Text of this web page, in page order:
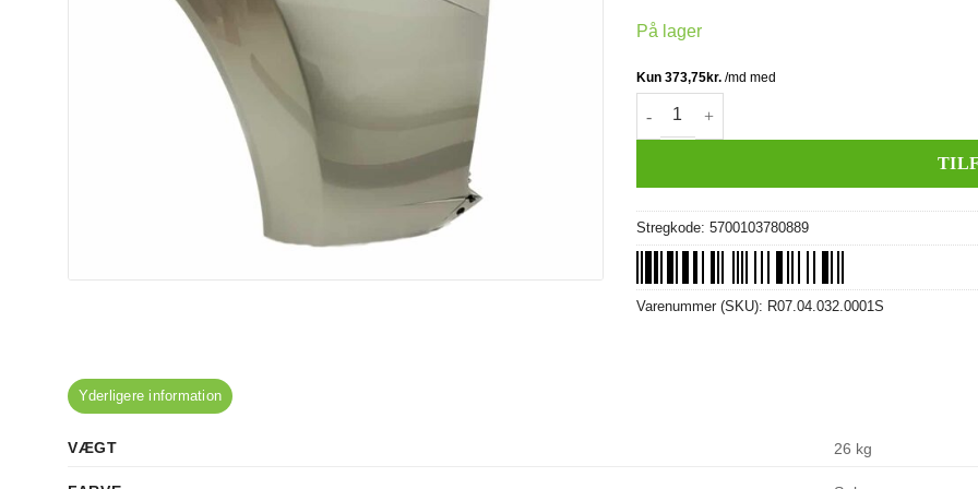
På lager
Sideskjold (venstre) (champagne sølv) antal
Stregkode: 5700103780889
Varenummer (SKU): R07.04.032.0001S
Yderligere information
VÆGT 26 kg